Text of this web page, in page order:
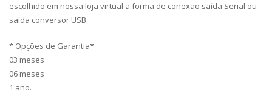
escolhido em nossa loja virtual a forma de conexão saída Serial ou
saída conversor USB.
* Opções de Garantia*
03 meses
06 meses
1 ano.